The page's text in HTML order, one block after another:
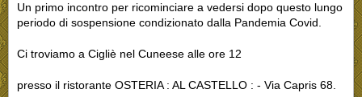
Un primo incontro per ricominciare a vedersi dopo questo lungo
periodo di sospensione condizionato dalla Pandemia Covid.
Ci troviamo a Cigliè nel Cuneese alle ore 12
presso il ristorante OSTERIA : AL CASTELLO : - Via Capris 68.